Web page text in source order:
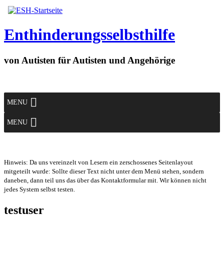
Enthinderungsselbsthilfe
von Autisten für Autisten und Angehörige
MENU
MENU
Hinweis: Da uns vereinzelt von Lesern ein zerschossenes Seitenlayout
mitgeteilt wurde: Sollte dieser Text nicht unter dem Menü stehen, sondern
daneben, dann teil uns das über das Kontaktformular mit. Wir können nicht
jedes System selbst testen.
testuser